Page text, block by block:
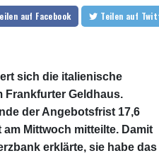
auf Facebook Teilen auf
sich die italienische
Frankfurter Geldhaus.
der Angebotsfrist 17,6
Mittwoch mitteilte. Damit
erklärte, sie habe das